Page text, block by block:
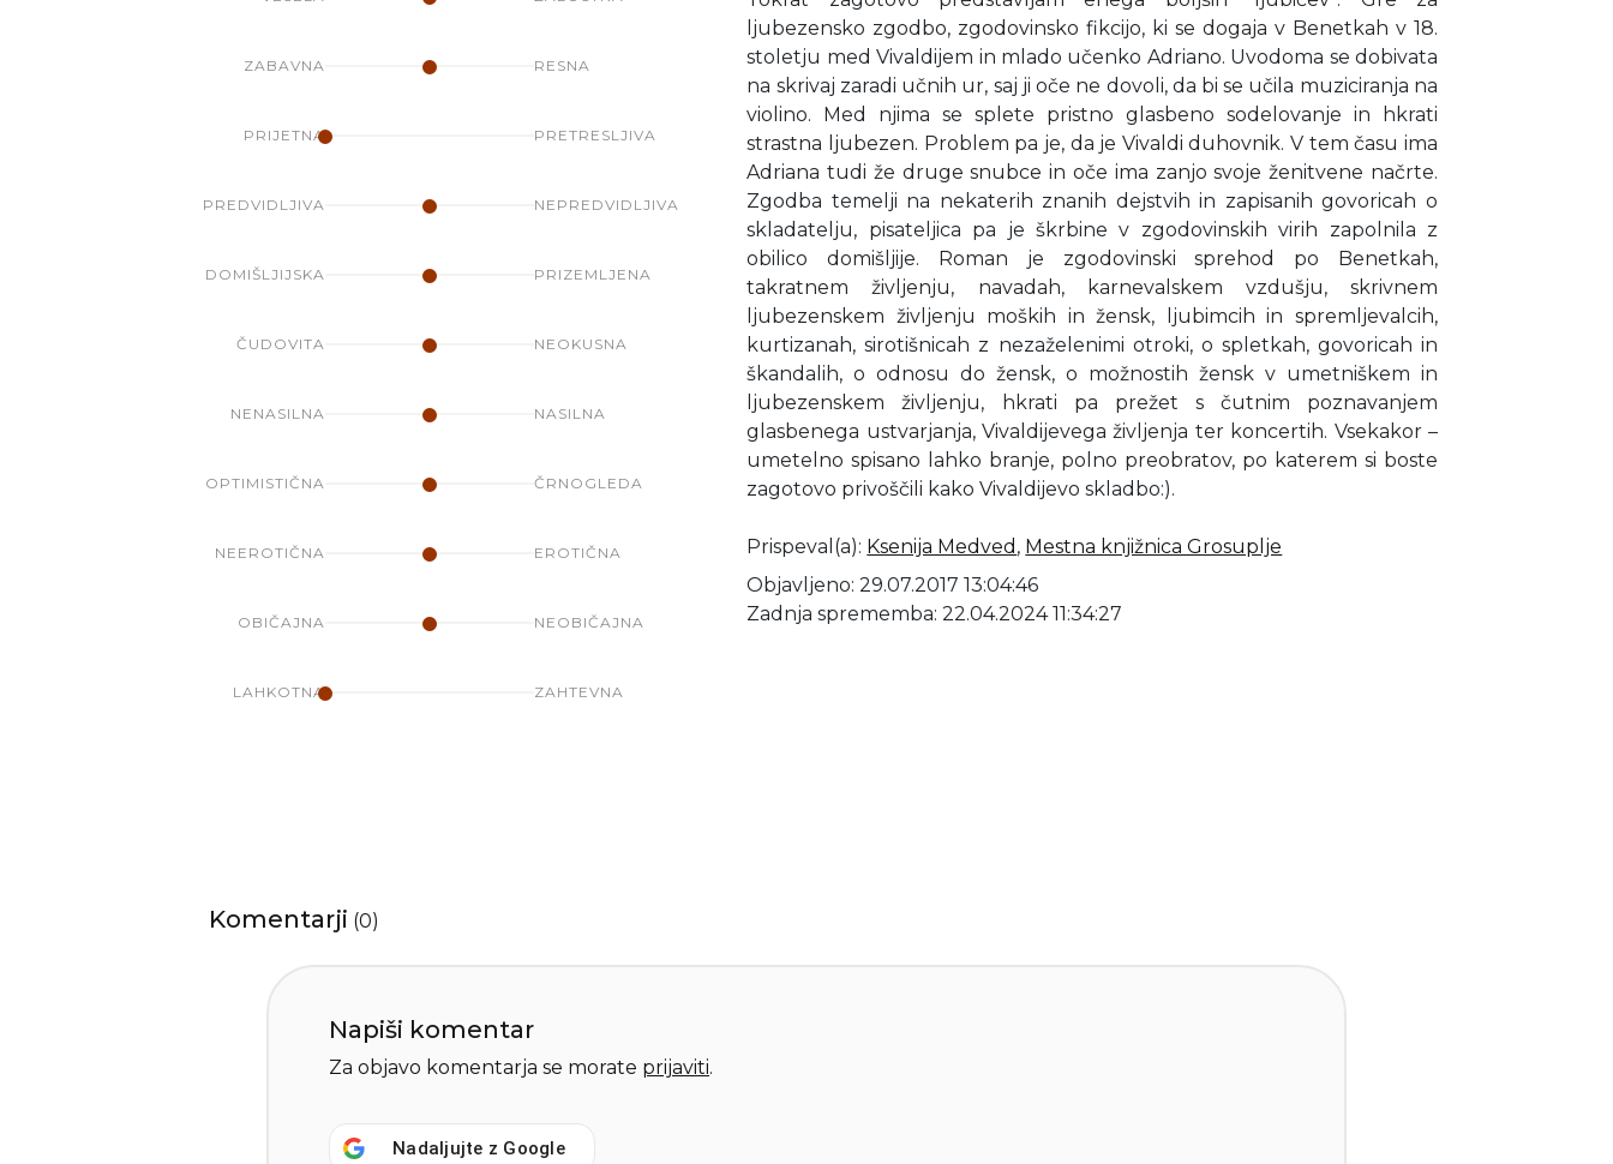
ZABAVNA RESNA
PRIJETNA PRETRESLJIVA
PREDVIDLJIVA NEPREDVIDLJIVA
DOMIŠLJIJSKA PRIZEMLJENA
ČUDOVITA NEOKUSNA
NENASILNA NASILNA
OPTIMISTIČNA ČRNOGLEDA
NEEROTIČNA EROTIČNA
OBIČAJNA NEOBIČAJNA
LAHKOTNA ZAHTEVNA
ljubezensko zgodbo, zgodovinsko fikcijo, ki se dogaja v Benetkah v 18.
stoletju med Vivaldijem in mlado učenko Adriano. Uvodoma se dobivata
na skrivaj zaradi učnih ur, saj ji oče ne dovoli, da bi se učila muziciranja na
violino. Med njima se splete pristno glasbeno sodelovanje in hkrati
strastna ljubezen. Problem pa je, da je Vivaldi duhovnik. V tem času ima
Adriana tudi že druge snubce in oče ima zanjo svoje ženitvene načrte.
Zgodba temelji na nekaterih znanih dejstvih in zapisanih govoricah o
skladatelju, pisateljica pa je škrbine v zgodovinskih virih zapolnila z
obilico domišljije. Roman je zgodovinski sprehod po Benetkah,
takratnem življenju, navadah, karnevalskem vzdušju, skrivnem
ljubezenskem življenju moških in žensk, ljubimcih in spremljevalcih,
kurtizanah, sirotišnicah z nezaželenimi otroki, o spletkah, govoricah in
škandalih, o odnosu do žensk, o možnostih žensk v umetniškem in
ljubezenskem življenju, hkrati pa prežet s čutnim poznavanjem
glasbenega ustvarjanja, Vivaldijevega življenja ter koncertih. Vsekakor –
umetelno spisano lahko branje, polno preobratov, po katerem si boste
zagotovo privoščili kako Vivaldijevo skladbo:).
Prispeval(a): Ksenija Medved , Mestna knjižnica Grosuplje
Objavljeno: 29.07.2017 13:04:46
Zadnja sprememba: 22.04.2024 11:34:27
Komentarji (0)
Napiši komentar
Za objavo komentarja se morate prijaviti.
Nadaljujte z Google